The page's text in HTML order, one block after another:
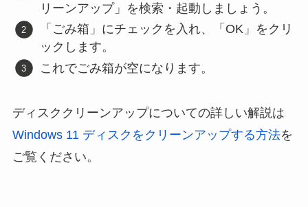
リーンアップ」を検索・起動しましょう。
「ごみ箱」にチェックを入れ、「OK」をクリ
ックします。
これでごみ箱が空になります。
ディスククリーンアップについての詳しい解説は
Windows 11 ディスクをクリーンアップする方法を
ご覧ください。